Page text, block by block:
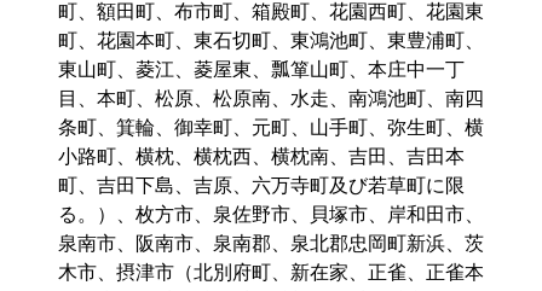
町、額田町、布市町、箱殿町、花園西町、花園東
町、花園本町、東石切町、東鴻池町、東豊浦町、
東山町、菱江、菱屋東、瓢箪山町、本庄中一丁
目、本町、松原、松原南、水走、南鴻池町、南四
条町、箕輪、御幸町、元町、山手町、弥生町、横
小路町、横枕、横枕西、横枕南、吉田、吉田本
町、吉田下島、吉原、六万寺町及び若草町に限
る。）、枚方市、泉佐野市、貝塚市、岸和田市、
泉南市、阪南市、泉南郡、泉北郡忠岡町新浜、茨
木市、摂津市（北別府町、新在家、正雀、正雀本